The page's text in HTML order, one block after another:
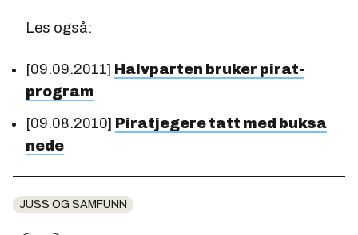
Les også:
[09.09.2011] Halvparten bruker pirat-
program
[09.08.2010] Piratjegere tatt med buksa
nede
JUSS OG SAMFUNN